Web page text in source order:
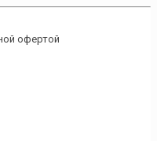
офертой